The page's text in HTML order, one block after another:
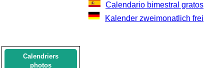
Calendario bimestral gratos
Kalender zweimonatlich frei
Calendriers
photos